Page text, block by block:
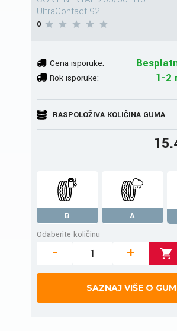
UltraContact 92H
0
Cena isporuke:
Rok isporuke: 1-2
RASPOLOŽIVA KOLIČINA GUMA
B A
Odaberite količinu
- +
SAZNAJ VIŠE O